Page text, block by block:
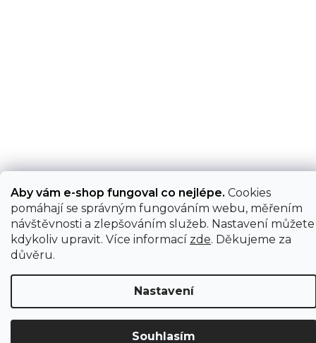
Aby vám e-shop fungoval co nejlépe. Cookies
pomáhají se správným fungováním webu, měřením
návštěvnosti a zlepšováním služeb. Nastavení můžete
kdykoliv upravit. Více informací zde. Děkujeme za
důvěru.
Nastavení
Souhlasím